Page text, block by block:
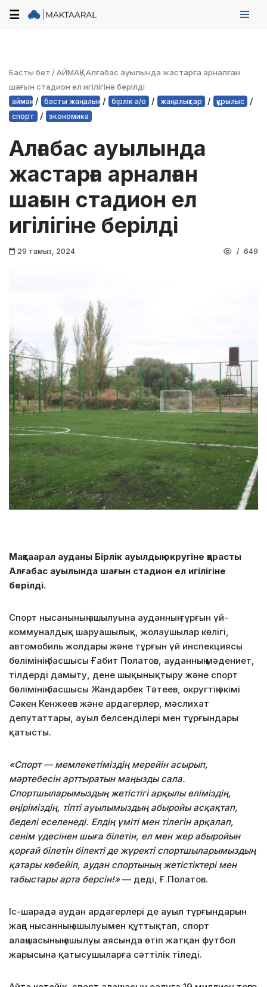
☰
Басты бет /АЙМАҚ/Алғабас ауылында жастарға арналған
шағын стадион ел игілігіне берілді
аймақ / басты жаңалық / бірлік а/о / жаңалықтар / құрылыс /
спорт / экономика
Алғабас ауылында
жастарға арналған
шағын стадион ел
игілігіне берілді
29 тамыз, 2024 649
Мақтаарал ауданы Бірлік ауылдық округіне қарасты
Алғабас ауылында шағын стадион ел игілігіне
берілді.
Спорт нысанының ашылуына ауданның тұрғын үй-
коммуналдық шаруашылық, жолаушылар көлігі,
автомобиль жолдары және тұрғын үй инспекциясы
бөлімінің басшысы Ғабит Полатов, ауданның мәдениет,
тілдерді дамыту, дене шықынықтыру және спорт
бөлімінің басшысы Жандарбек Тәтеев, округтің әкімі
Сәкен Кенжеев және ардагерлер, мәслихат
депутаттары, ауыл белсенділері мен тұрғындары
қатысты.
«Спорт — мемлекетіміздің мерейін асырып,
мәртебесін арттыратын маңызды сала.
Спортшыларымыздың жетістігі арқылы еліміздің,
өңіріміздің, тіпті ауылымыздың абыройы асқақтап,
беделі еселенеді. Елдің үміті мен тілегін арқалап,
сенім үдесінен шыға білетін, ел мен жер абыройын
қорғай білетін білекті де жүректі спортшыларымыздың
қатары көбейіп, аудан спортының жетістіктері мен
табыстары арта берсін!»— деді, Ғ.Полатов.
Іс-шарада аудан ардагерлері де ауыл тұрғындарын
жаңа нысанның ашылуымен құттықтап, спорт
алаңшасының ашылуы аясында өтіп жатқан футбол
жарысына қатысушыларға сәттілік тіледі.